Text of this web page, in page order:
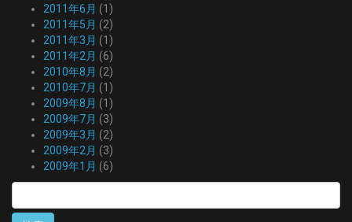
2011年6月 (1)
2011年5月 (2)
2011年3月 (1)
2011年2月 (6)
2010年8月 (2)
2010年7月 (1)
2009年8月 (1)
2009年7月 (3)
2009年3月 (2)
2009年2月 (3)
2009年1月 (6)
索: